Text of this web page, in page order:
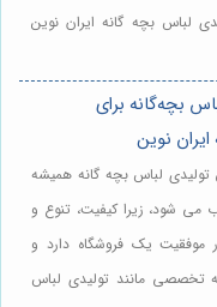
لباس بچه گانه ایران نوین
بچه‌گانه برای
نوین
تولیدی لباس بچه گانه همیشه
شود، زیرا کیفیت، تنوع و
یک فروشگاه دارد و
تخصصی مانند تولیدی لباس